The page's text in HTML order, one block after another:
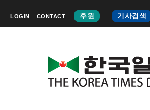
LOGIN CONTACT 후원 기사검색